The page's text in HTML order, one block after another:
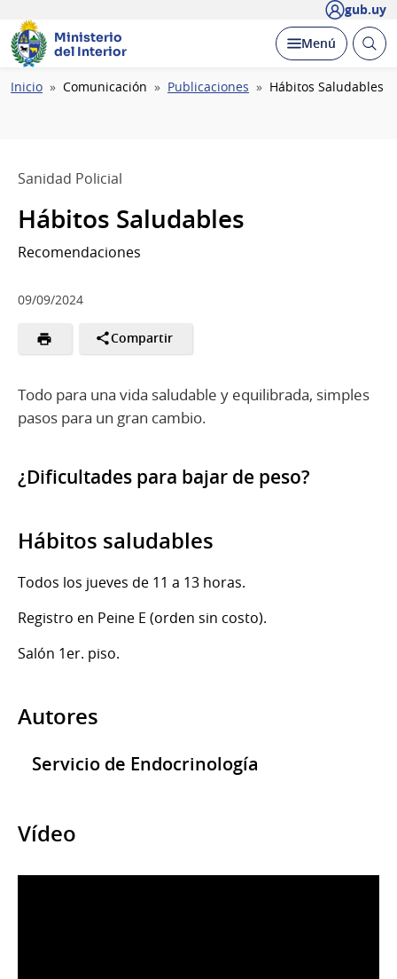
gub.uy
Ministerio
del Interior
Desplegar
Menú Abrir
Ruta
Inicio Comunicación Publicaciones Hábitos Saludables
Sanidad Policial
Hábitos Saludables
Recomendaciones
09/09/2024
Compartir
Todo para una vida saludable y equilibrada, simples
pasos para un gran cambio.
¿Dificultades para bajar de peso?
Hábitos saludables
Todos los jueves de 11 a 13 horas.
Registro en Peine E (orden sin costo).
Salón 1er. piso.
Autores
Servicio de Endocrinología
Vídeo